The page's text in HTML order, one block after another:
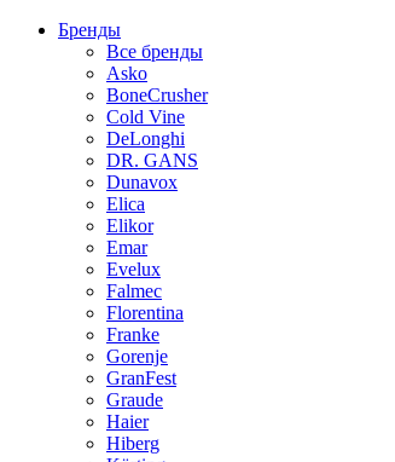
Бренды
Все бренды
Asko
BoneCrusher
Cold Vine
DeLonghi
DR. GANS
Dunavox
Elica
Elikor
Emar
Evelux
Falmec
Florentina
Franke
Gorenje
GranFest
Graude
Haier
Hiberg